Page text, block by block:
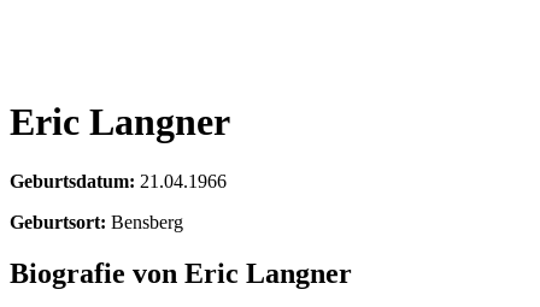
Eric Langner
Geburtsdatum: 21.04.1966
Geburtsort: Bensberg
Biografie von Eric Langner